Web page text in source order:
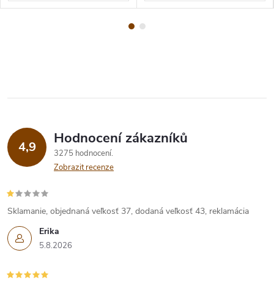
4,9 Hodnocení zákazníků
3275 hodnocení
Zobrazit recenze
Erika
5.8.2026
Sklamanie, objednaná veľkosť 37, dodaná veľkosť 43, reklamácia